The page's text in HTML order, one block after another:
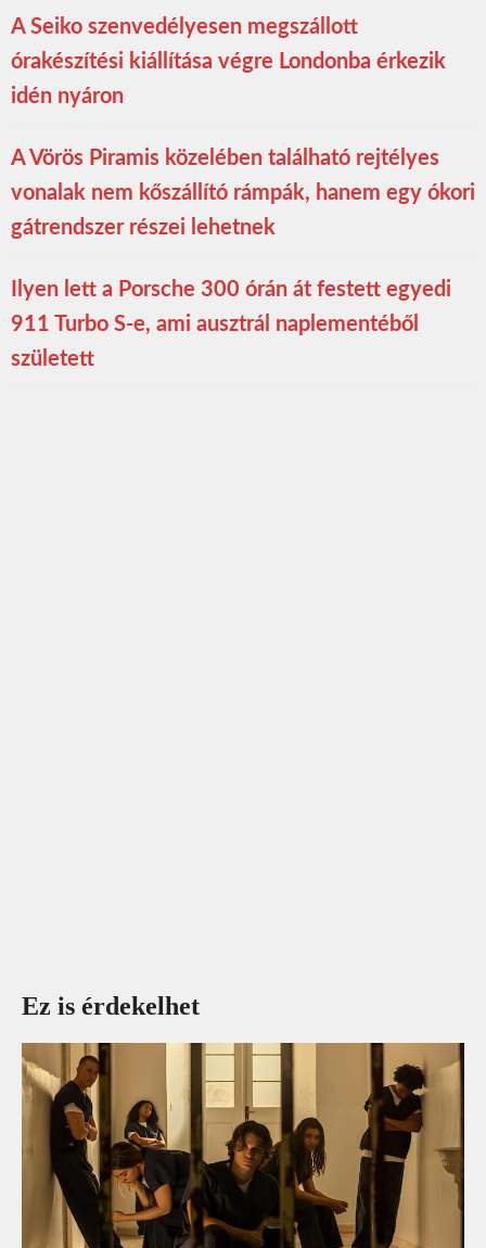
A Seiko szenvedélyesen megszállott
órakészítési kiállítása végre Londonba érkezik
idén nyáron
A Vörös Piramis közelében található rejtélyes
vonalak nem kőszállító rámpák, hanem egy ókori
gátrendszer részei lehetnek
Ilyen lett a Porsche 300 órán át festett egyedi
911 Turbo S-e, ami ausztrál naplementéből
született
Ez is érdekelhet